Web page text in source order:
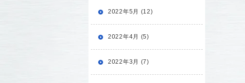
2022年5月 (12)
2022年4月 (5)
2022年3月 (7)